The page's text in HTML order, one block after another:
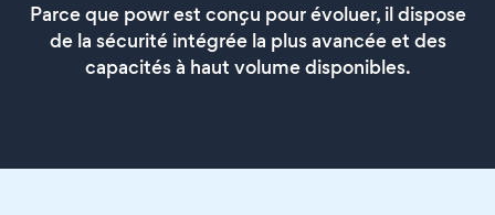
Parce que powr est conçu pour évoluer, il dispose
de la sécurité intégrée la plus avancée et des
capacités à haut volume disponibles.